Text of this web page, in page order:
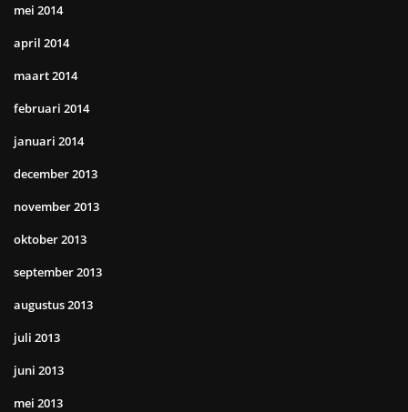
mei 2014
april 2014
maart 2014
februari 2014
januari 2014
december 2013
november 2013
oktober 2013
september 2013
augustus 2013
juli 2013
juni 2013
mei 2013